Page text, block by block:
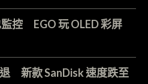
監控 EGO 玩 OLED 彩屏
退 新款 SanDisk 速度跌至